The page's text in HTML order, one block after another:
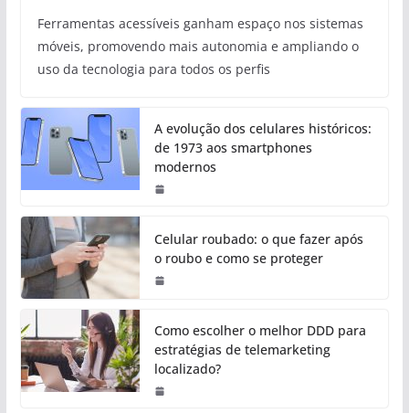
Ferramentas acessíveis ganham espaço nos sistemas
móveis, promovendo mais autonomia e ampliando o
uso da tecnologia para todos os perfis
A evolução dos celulares históricos:
de 1973 aos smartphones
modernos
Celular roubado: o que fazer após
o roubo e como se proteger
Como escolher o melhor DDD para
estratégias de telemarketing
localizado?